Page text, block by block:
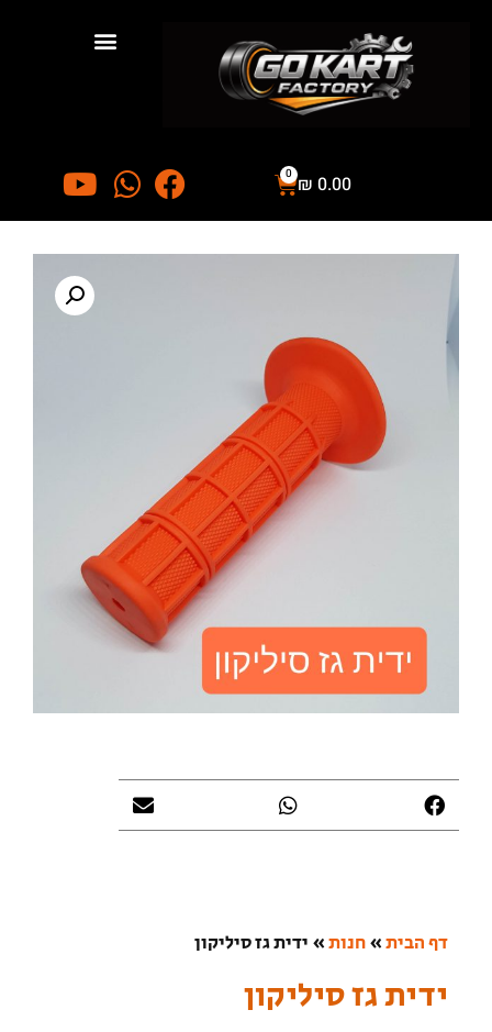
₪0.00
0
דף הבית»חנות»ידית גז סיליקון
ידית גז סיליקון